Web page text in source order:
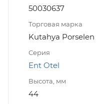
50030637
Торговая марка
Kutahya Porselen
Серия
Ent Otel
Высота, мм
44